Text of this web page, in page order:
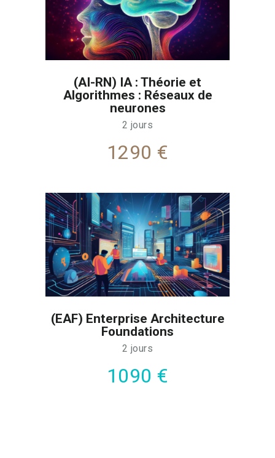
(AI-RN) IA : Théorie et
Algorithmes : Réseaux de
neurones
2 jours
1290 €
(EAF) Enterprise Architecture
Foundations
2 jours
1090 €